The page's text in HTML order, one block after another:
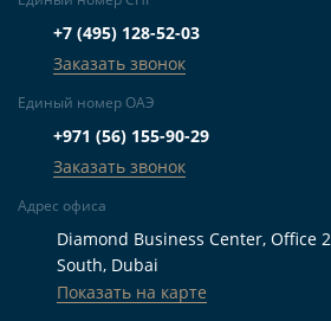
новая жилая и курортная
пляжами, гостиничными и
точками. Район ориентирован
водой, при этом сохраняет
инфраструктурой и
другие проекты и сравнить
можно в разделеНовостройки
Кому подходит
+7 (495) 128-52-03
Заказать звонок
Единый номер ОАЭ
+971 (56) 155-90-29
Заказать звонок
Адрес офиса
Diamond Business Center, Office
South, Dubai
Показать на карте